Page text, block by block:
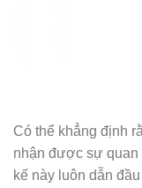
Có thể khẳng định
nhận được sự quan
kế này luôn dẫn